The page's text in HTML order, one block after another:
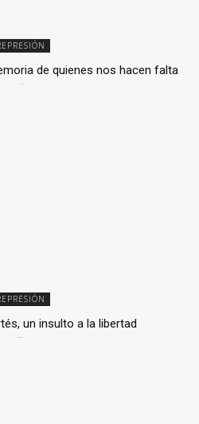
de quienes nos hacen falta
un insulto a la libertad